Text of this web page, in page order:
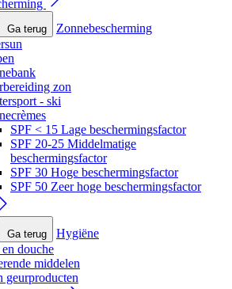
Ga terug
Zonnebescherming
zon
- ski
SPF < 15 Lage beschermingsfactor
SPF 20-25 Middelmatige
beschermingsfactor
SPF 30 Hoge beschermingsfactor
SPF 50 Zeer hoge beschermingsfactor
Ga terug
Hygiëne
douche
middelen
geurproducten